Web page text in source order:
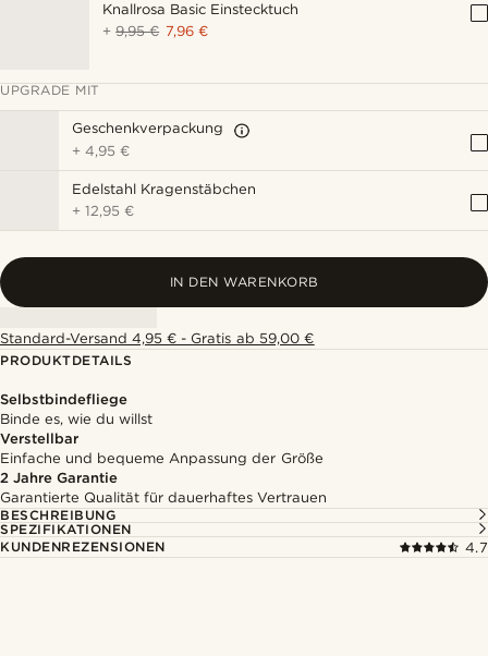
Knallrosa Basic Einstecktuch
+9,95 € 7,96 €
UPGRADE MIT
Geschenkverpackung
+4,95 €
Edelstahl Kragenstäbchen
+12,95 €
IN DEN WARENKORB
Standard-Versand 4,95 € - Gratis ab 59,00 €
PRODUKTDETAILS
Selbstbindefliege
Binde es, wie du willst
Verstellbar
Einfache und bequeme Anpassung der Größe
2 Jahre Garantie
Garantierte Qualität für dauerhaftes Vertrauen
BESCHREIBUNG
SPEZIFIKATIONEN
KUNDENREZENSIONEN
4.7